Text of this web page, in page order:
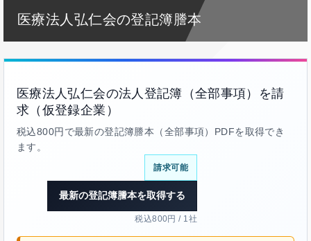
医療法人弘仁会の登記簿謄本
医療法人弘仁会の法人登記簿（全部事項）を請
求（仮登録企業）
税込800円で最新の登記簿謄本（全部事項）PDFを取得でき
ます。
請求可能
最新の登記簿謄本を取得する
税込800円 / 1社